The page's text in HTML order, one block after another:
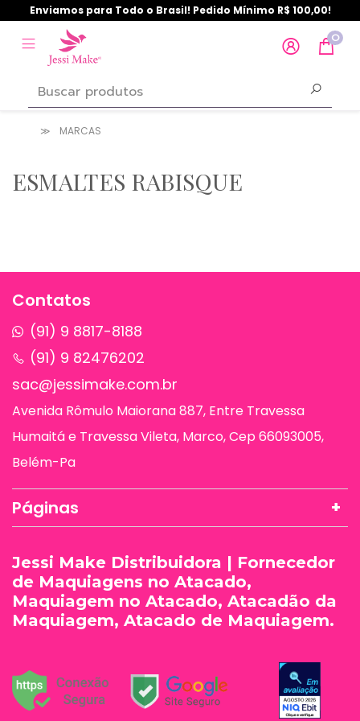
Enviamos para Todo o Brasil! Pedido Mínimo R$ 100,00!
0
MARCAS
ESMALTES RABISQUE
Contatos
(91) 9 8817-8188
(91) 9 82476202
sac@jessimake.com.br
Avenida Rômulo Maiorana 887, Entre Travessa
Humaitá e Travessa Vileta, Marco, Cep 66093005,
Belém-Pa
Páginas
Jessi Make Distribuidora | Fornecedor
de Maquiagens no Atacado,
Maquiagem no Atacado, Atacadão da
Maquiagem, Atacado de Maquiagem.